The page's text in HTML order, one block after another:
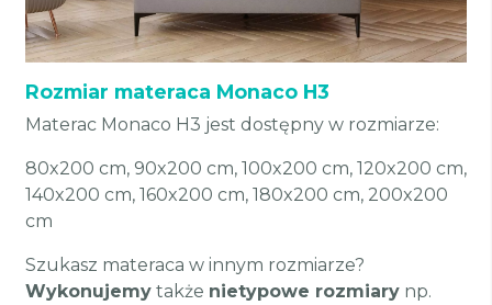
Rozmiar materaca Monaco H3
Materac Monaco H3 jest dostępny w rozmiarze:
80x200 cm, 90x200 cm, 100x200 cm, 120x200 cm,
140x200 cm, 160x200 cm, 180x200 cm, 200x200
cm
Szukasz materaca w innym rozmiarze?
Wykonujemy także nietypowe rozmiary np.